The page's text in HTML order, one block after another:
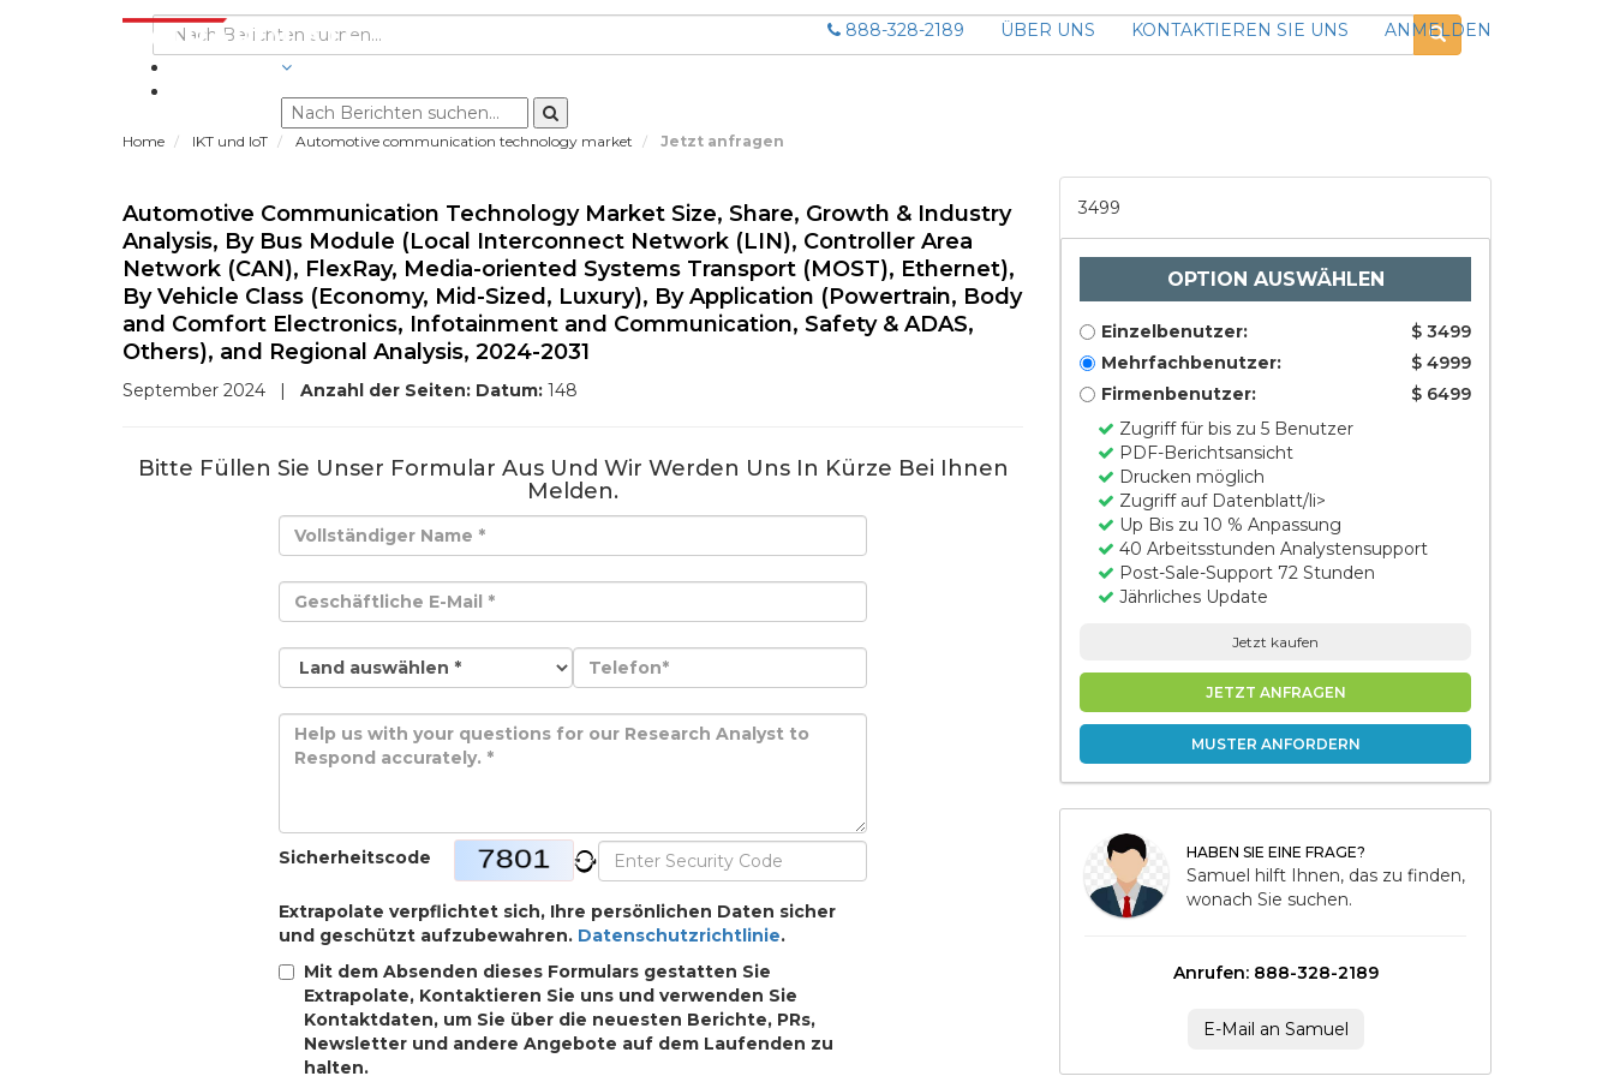
888-328-2189 ÜBER UNS KONTAKTIEREN SIE UNS
ANMELDEN
Home IKT und IoT Automotive communication technology market Jetzt anfragen
Automotive Communication Technology Market Size, Share, Growth & Industry
Analysis, By Bus Module (Local Interconnect Network (LIN), Controller Area
Network (CAN), FlexRay, Media-oriented Systems Transport (MOST), Ethernet),
By Vehicle Class (Economy, Mid-Sized, Luxury), By Application (Powertrain, Body
and Comfort Electronics, Infotainment and Communication, Safety & ADAS,
Others), and Regional Analysis, 2024-2031
September 2024 | Anzahl der Seiten: Datum: 148
Bitte Füllen Sie Unser Formular Aus Und Wir Werden Uns In Kürze Bei Ihnen
Melden.
Sicherheitscode
Extrapolate verpflichtet sich, Ihre persönlichen Daten sicher
und geschützt aufzubewahren. Datenschutzrichtlinie.
Mit dem Absenden dieses Formulars gestatten Sie
Extrapolate, Kontaktieren Sie uns und verwenden Sie
Kontaktdaten, um Sie über die neuesten Berichte, PRs,
Newsletter und andere Angebote auf dem Laufenden zu
halten.
3499
OPTION AUSWÄHLEN
Einzelbenutzer:
$ 3499
Mehrfachbenutzer:
$ 4999
Firmenbenutzer:
$ 6499
Zugriff für bis zu 5 Benutzer
PDF-Berichtsansicht
Drucken möglich
Zugriff auf Datenblatt/li>
Up Bis zu 10 % Anpassung
40 Arbeitsstunden Analystensupport
Post-Sale-Support 72 Stunden
Jährliches Update
Jetzt kaufen
JETZT ANFRAGEN
MUSTER ANFORDERN
HABEN SIE EINE FRAGE?
Samuel hilft Ihnen, das zu finden,
wonach Sie suchen.
Anrufen: 888-328-2189
E-Mail an Samuel